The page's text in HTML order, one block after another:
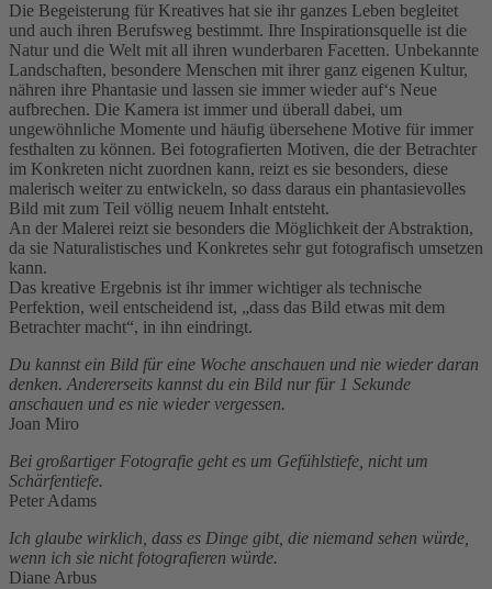
Die Begeisterung für Kreatives hat sie ihr ganzes Leben begleitet
und auch ihren Berufsweg bestimmt. Ihre Inspirationsquelle ist die
Natur und die Welt mit all ihren wunderbaren Facetten. Unbekannte
Landschaften, besondere Menschen mit ihrer ganz eigenen Kultur,
nähren ihre Phantasie und lassen sie immer wieder auf‘s Neue
aufbrechen. Die Kamera ist immer und überall dabei, um
ungewöhnliche Momente und häufig übersehene Motive für immer
festhalten zu können. Bei fotografierten Motiven, die der Betrachter
im Konkreten nicht zuordnen kann, reizt es sie besonders, diese
malerisch weiter zu entwickeln, so dass daraus ein phantasievolles
Bild mit zum Teil völlig neuem Inhalt entsteht.
An der Malerei reizt sie besonders die Möglichkeit der Abstraktion,
da sie Naturalistisches und Konkretes sehr gut fotografisch umsetzen
kann.
Das kreative Ergebnis ist ihr immer wichtiger als technische
Perfektion, weil entscheidend ist, „dass das Bild etwas mit dem
Betrachter macht“, in ihn eindringt.
Du kannst ein Bild für eine Woche anschauen und nie wieder daran
denken. Andererseits kannst du ein Bild nur für 1 Sekunde
anschauen und es nie wieder vergessen.
Joan Miro
Bei großartiger Fotografie geht es um Gefühlstiefe, nicht um
Schärfentiefe.
Peter Adams
Ich glaube wirklich, dass es Dinge gibt, die niemand sehen würde,
wenn ich sie nicht fotografieren würde.
Diane Arbus